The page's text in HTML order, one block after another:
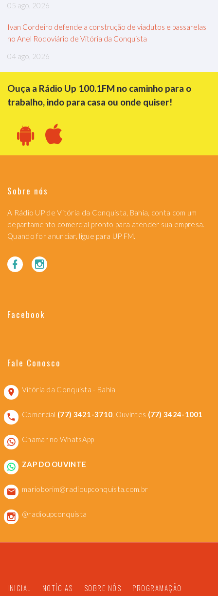
05 ago, 2026
Ivan Cordeiro defende a construção de viadutos e passarelas
no Anel Rodoviário de Vitória da Conquista
04 ago, 2026
Ouça a Rádio Up 100.1FM no caminho para o
trabalho, indo para casa ou onde quiser!
Sobre nós
A Rádio UP de Vitória da Conquista, Bahia, conta com um
departamento comercial pronto para atender sua empresa.
Quando for anunciar, ligue para UP FM.
Facebook
Fale Conosco
Vitória da Conquista - Bahia
Comercial (77) 3421-3710, Ouvintes (77) 3424-1001
Chamar no WhatsApp
ZAP DO OUVINTE
marioborim@radioupconquista.com.br
@radioupconquista
INICIAL NOTÍCIAS SOBRE NÓS PROGRAMAÇÃO